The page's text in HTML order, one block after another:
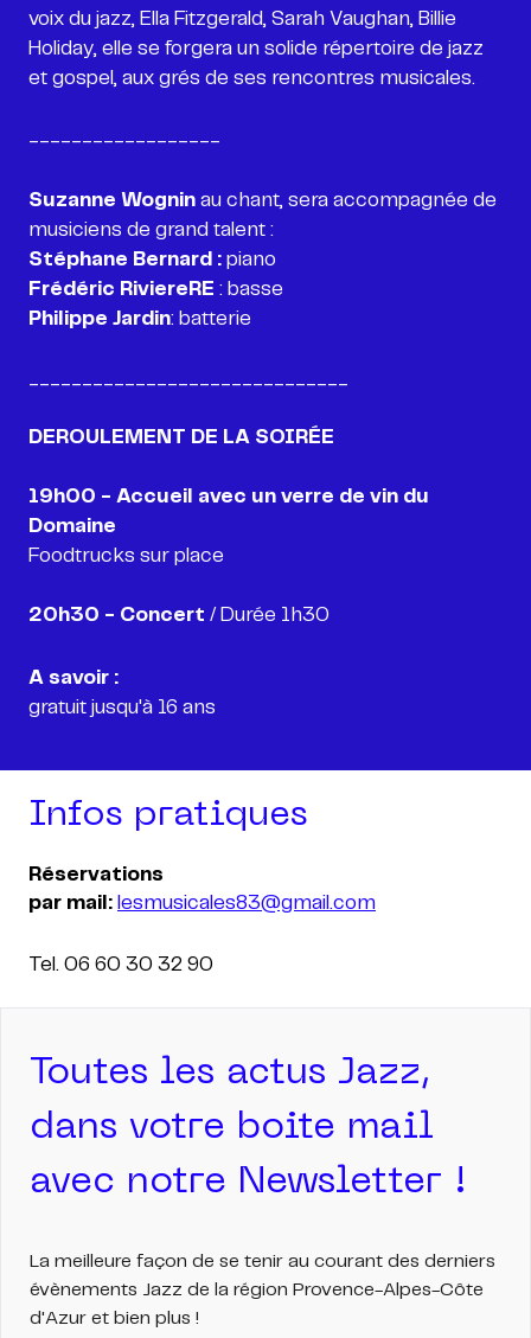
voix du jazz, Ella Fitzgerald, Sarah Vaughan, Billie
Holiday, elle se forgera un solide répertoire de jazz
et gospel, aux grés de ses rencontres musicales.
------------------
Suzanne Wognin au chant, sera accompagnée de
Stéphane Bernard :
Frédéric RiviereRE
Philippe Jardin: batterie
19h00 - Accueil avec un verre de vin du
Foodtrucks sur place
20h30 - Concert / Durée 1h30
A savoir :
Infos pratiques
Réservations
par mail: lesmusicales83@gmail.com
Tel. 06 60 30 32 90
Toutes les actus Jazz,
dans votre boite mail
avec notre Newsletter !
La meilleure façon de se tenir au courant des derniers
évènements Jazz de la région Provence-Alpes-Côte
d'Azur et bien plus !